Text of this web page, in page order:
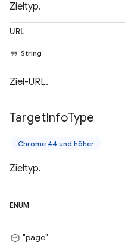
Zieltyp.
URL
String
Ziel-URL.
TargetInfoType
Chrome 44 und höher
Zieltyp.
ENUM
"page"